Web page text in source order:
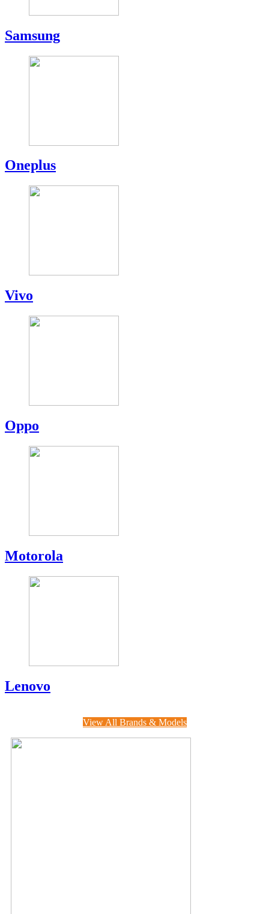
Samsung
Oneplus
Vivo
Oppo
Motorola
Lenovo
View All Brands & Models